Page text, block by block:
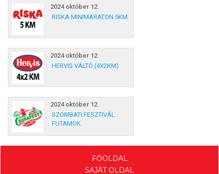
2024 október 12.
RISKA MINIMARATON 5KM
2024 október 12.
HERVIS VÁLTÓ (4X2KM)
2024 október 12.
SZOMBATI FESZTIVÁL
FUTAMOK
FŐOLDAL
SAJÁT OLDAL